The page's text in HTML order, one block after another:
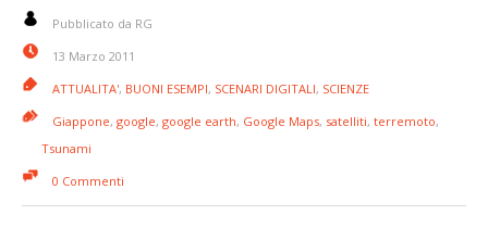
Pubblicato da RG
13 Marzo 2011
ATTUALITA', BUONI ESEMPI, SCENARI DIGITALI, SCIENZE
Giappone, google, google earth, Google Maps, satelliti, terremoto,
Tsunami
0 Commenti